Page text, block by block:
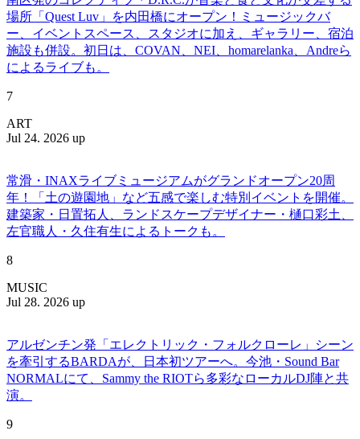
場所「Quest Luv」を内田橋にオープン！ミュージックバ
ー、イベントスペース、スタジオに加え、ギャラリー、宿泊
施設も併設。初日は、COVAN、NEI、homarelanka、Andreら
によるライブも。
7
ART
Jul 24. 2026 up
常滑・INAXライブミュージアムがグランドオープン20周
年！「土の遊園地」など五感で楽しむ特別イベントを開催。
建築家・日置拓人、ランドスケープデザイナー・樋口彩土、
左官職人・久住有生によるトークも。
8
MUSIC
Jul 28. 2026 up
アルゼンチン発「エレクトリック・フォルクローレ」シーン
を牽引するBARDAが、日本初ツアーへ。今池・Sound Bar
NORMALにて、Sammy the RIOTら多彩なローカルDJ陣と共
演。
9